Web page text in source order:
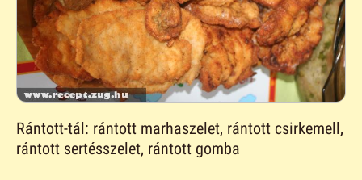
Rántott-tál: rántott marhaszelet, rántott csirkemell,
rántott sertésszelet, rántott gomba